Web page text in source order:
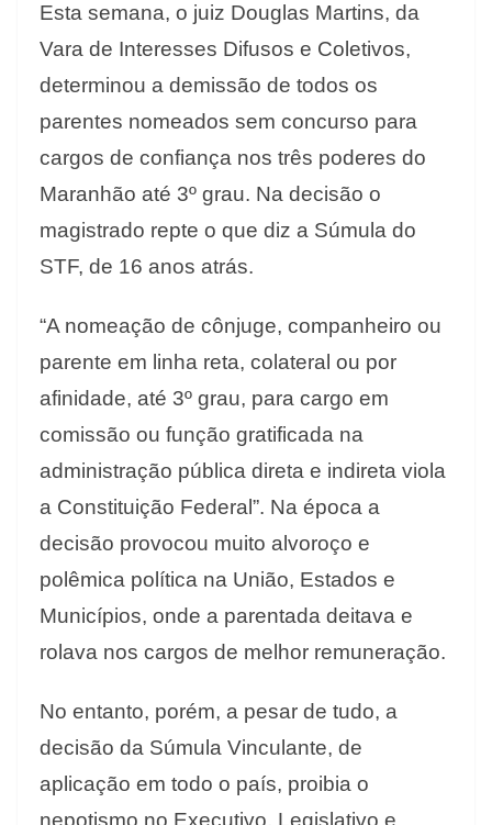
Esta semana, o juiz Douglas Martins, da
Vara de Interesses Difusos e Coletivos,
determinou a demissão de todos os
parentes nomeados sem concurso para
cargos de confiança nos três poderes do
Maranhão até 3º grau. Na decisão o
magistrado repte o que diz a Súmula do
STF, de 16 anos atrás.
“A nomeação de cônjuge, companheiro ou
parente em linha reta, colateral ou por
afinidade, até 3º grau, para cargo em
comissão ou função gratificada na
administração pública direta e indireta viola
a Constituição Federal”. Na época a
decisão provocou muito alvoroço e
polêmica política na União, Estados e
Municípios, onde a parentada deitava e
rolava nos cargos de melhor remuneração.
No entanto, porém, a pesar de tudo, a
decisão da Súmula Vinculante, de
aplicação em todo o país, proibia o
nepotismo no Executivo, Legislativo e